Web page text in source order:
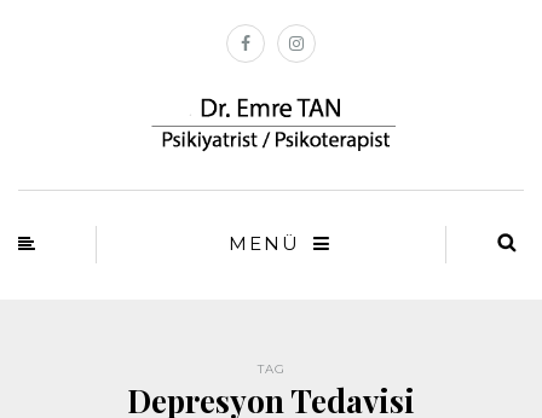
MENÜ
TAG
Depresyon Tedavisi